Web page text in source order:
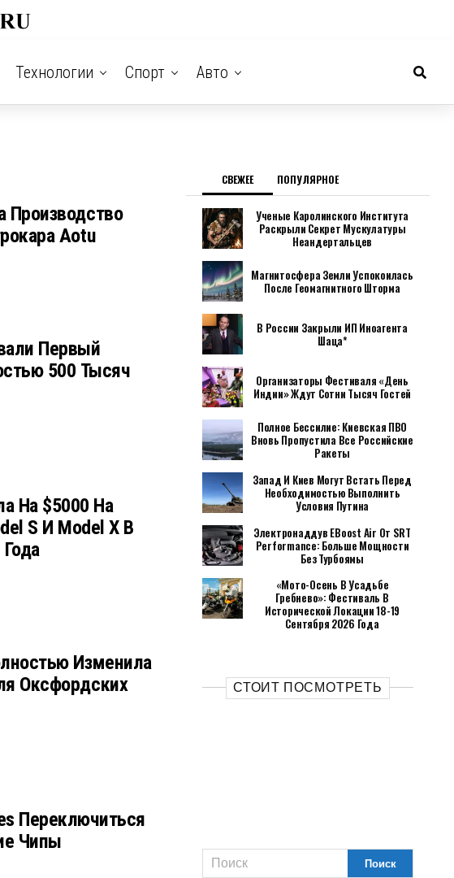
Технологии Спорт Авто
Производство
Aotu
Первый
500 Тысяч
На $5000 На
S И Model X В
Изменила
Оксфордских
Переключиться
Чипы
СВЕЖЕЕ ПОПУЛЯРНОЕ
Ученые Каролинского Института
Раскрыли Секрет Мускулатуры
Неандертальцев
Магнитосфера Земли Успокоилась
После Геомагнитного Шторма
В России Закрыли ИП Иноагента
Шаца*
Организаторы Фестиваля «День
Индии» Ждут Сотни Тысяч Гостей
Полное Бессилие: Киевская ПВО
Вновь Пропустила Все Российские
Ракеты
Запад И Киев Могут Встать Перед
Необходимостью Выполнить
Условия Путина
Электронаддув EBoost Air От SRT
Performance: Больше Мощности
Без Турбоямы
«Мото-Осень В Усадьбе
Гребнево»: Фестиваль В
Исторической Локации 18-19
Сентября 2026 Года
СТОИТ ПОСМОТРЕТЬ